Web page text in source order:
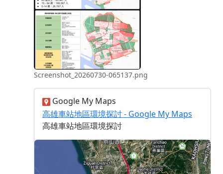
Screenshot_20260730-065137.png
Google My Maps
高雄車站地區環境探討 - Google My Maps
高雄車站地區環境探討